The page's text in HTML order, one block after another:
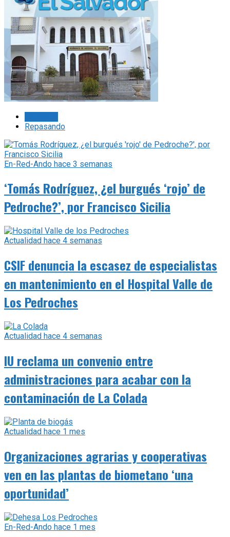
Repasando
En-Red-Ando hace 3 semanas
‘Tomás Rodríguez, ¿el burgués ‘rojo’ de
Pedroche?’, por Francisco Sicilia
Actualidad hace 4 semanas
CSIF denuncia la escasez de especialistas
en mantenimiento en el Hospital Valle de
Los Pedroches
Actualidad hace 4 semanas
IU reclama un convenio entre
administraciones para acabar con la
contaminación de La Colada
Actualidad hace 1 mes
Organizaciones agrarias y cooperativas
ven en las plantas de biometano ‘una
oportunidad’
En-Red-Ando hace 1 mes